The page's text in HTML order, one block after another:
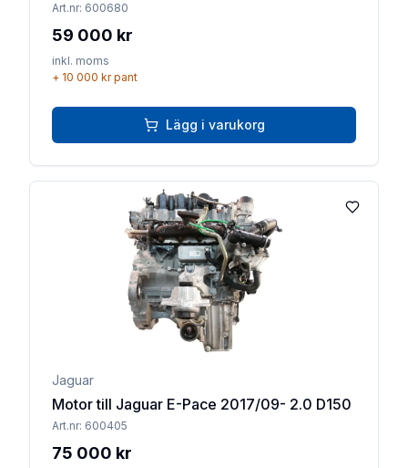
Art.nr: 600680
59 000 kr
inkl. moms
+ 10 000 krpant
Lägg i varukorg
Lägg till
Jaguar
Motor till Jaguar E-Pace 2017/09- 2.0 D150
Art.nr: 600405
75 000 kr